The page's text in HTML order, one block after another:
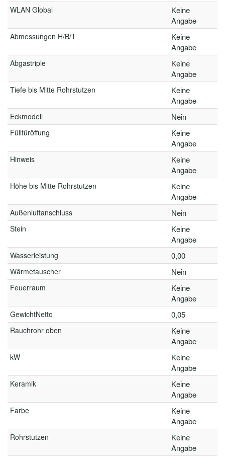
WLAN Global
Keine
Angabe
Abmessungen H/B/T
Keine
Angabe
Abgastriple
Keine
Angabe
Tiefe bis Mitte Rohrstutzen
Keine
Angabe
Eckmodell Nein
Fülltüröffung
Keine
Angabe
Hinweis
Keine
Angabe
Höhe bis Mitte Rohrstutzen
Keine
Angabe
Außenluftanschluss Nein
Stein
Keine
Angabe
Wasserleistung 0,00
Wärmetauscher Nein
Feuerraum
Keine
Angabe
GewichtNetto 0,05
Rauchrohr oben
Keine
Angabe
kW
Keine
Angabe
Keramik
Keine
Angabe
Farbe
Keine
Angabe
Rohrstutzen
Keine
Angabe